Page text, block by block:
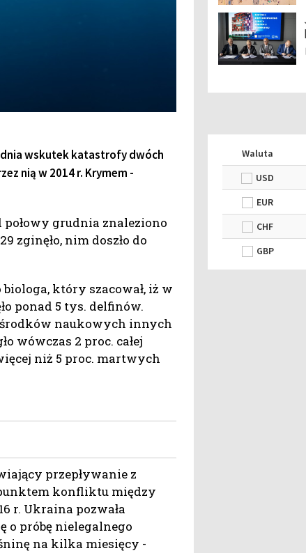
wskutek katastrofy dwóch
nią w 2014 r. Krymem -
grudnia znaleziono
zginęło, nim doszło do
który szacował, iż w
ponad 5 tys. delfinów.
naukowych innych
wówczas 2 proc. całej
niż 5 proc. martwych
przepływanie z
konfliktu między
r. Ukraina pozwała
o próbę nielegalnego
na kilka miesięcy -
Waluta
USD
EUR
CHF
GBP